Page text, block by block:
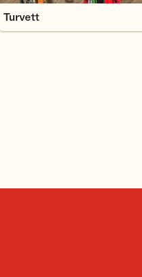
Turvett